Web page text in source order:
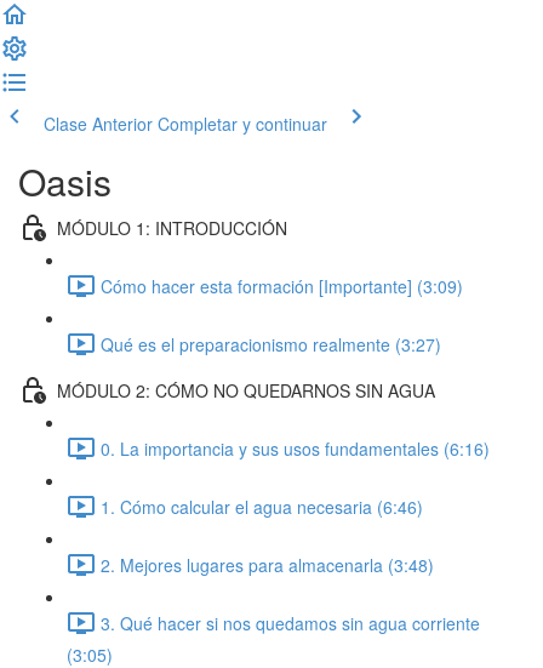
Clase Anterior Completar y continuar
Oasis
MÓDULO 1: INTRODUCCIÓN
Cómo hacer esta formación [Importante] (3:09)
Qué es el preparacionismo realmente (3:27)
MÓDULO 2: CÓMO NO QUEDARNOS SIN AGUA
0. La importancia y sus usos fundamentales (6:16)
1. Cómo calcular el agua necesaria (6:46)
2. Mejores lugares para almacenarla (3:48)
3. Qué hacer si nos quedamos sin agua corriente
(3:05)